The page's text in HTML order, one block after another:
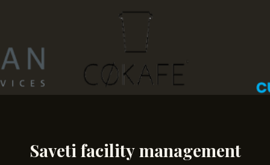
Saveti facility management